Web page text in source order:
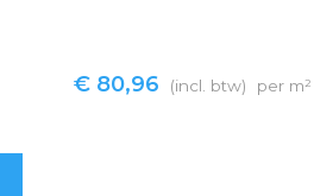
€80,96 (incl. btw) per m²